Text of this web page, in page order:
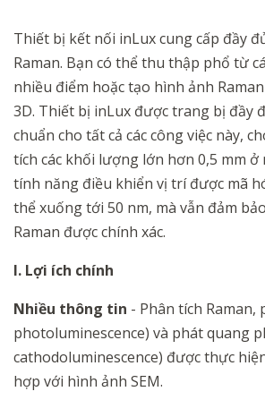
Thiết bị kết nối inLux cung cấp đầy
Raman. Bạn có thể thu thập phổ từ
nhiều điểm hoặc tạo hình ảnh
3D. Thiết bị inLux được trang bị đầy
chuẩn cho tất cả các công việc này,
tích các khối lượng lớn hơn 0,5 mm ở
tính năng điều khiển vị trí được mã
thểxuống tới 50 nm, mà vẫn đảm
Raman đượcchính xác.
I. Lợi ích chính
Nhiều thông tin - Phân tích Raman,
photoluminescence) và phát quang
cathodoluminescence) được thực
hợp với hình ảnh SEM.